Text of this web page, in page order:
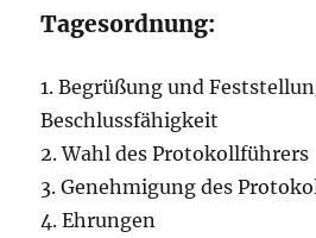
Tagesordnung:
1. Begrüßung und
Beschlussfähigkeit
2. Wahl des Protokollführers
3. Genehmigung des
4. Ehrungen